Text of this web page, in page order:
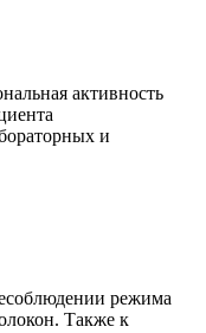
активность
и
режима
Также к